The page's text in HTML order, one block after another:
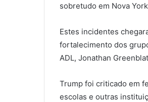
sobretudo em Nova
Estes incidentes
fortalecimento dos
ADL, Jonathan
Trump foi criticado em
escolas e outras